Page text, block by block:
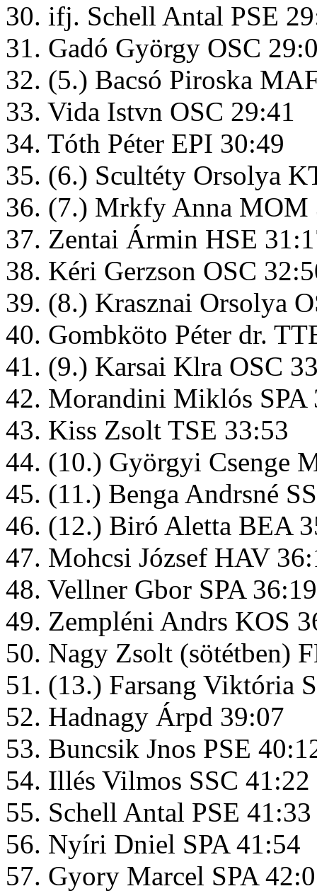
30. ifj. Schell Antal PSE
31. Gadó György OSC
32. (5.) Bacsó Piroska
33. Vida Istvn OSC 29:41
34. Tóth Péter EPI 30:49
35. (6.) Scultéty Orsolya
36. (7.) Mrkfy Anna MOM
37. Zentai Ármin HSE
38. Kéri Gerzson OSC
39. (8.) Krasznai Orsolya
40. Gombköto Péter dr.
41. (9.) Karsai Klra OSC
42. Morandini Miklós SPA
43. Kiss Zsolt TSE 33:53
44. (10.) Györgyi Csenge
45. (11.) Benga Andrsné
46. (12.) Biró Aletta BEA
47. Mohcsi József HAV
48. Vellner Gbor SPA 36:19
49. Zempléni Andrs KOS
50. Nagy Zsolt (sötétben)
51. (13.) Farsang Viktória
52. Hadnagy Árpd 39:07
53. Buncsik Jnos PSE
54. Illés Vilmos SSC 41:22
55. Schell Antal PSE 41:33
56. Nyíri Dniel SPA 41:54
57. Gyory Marcel SPA